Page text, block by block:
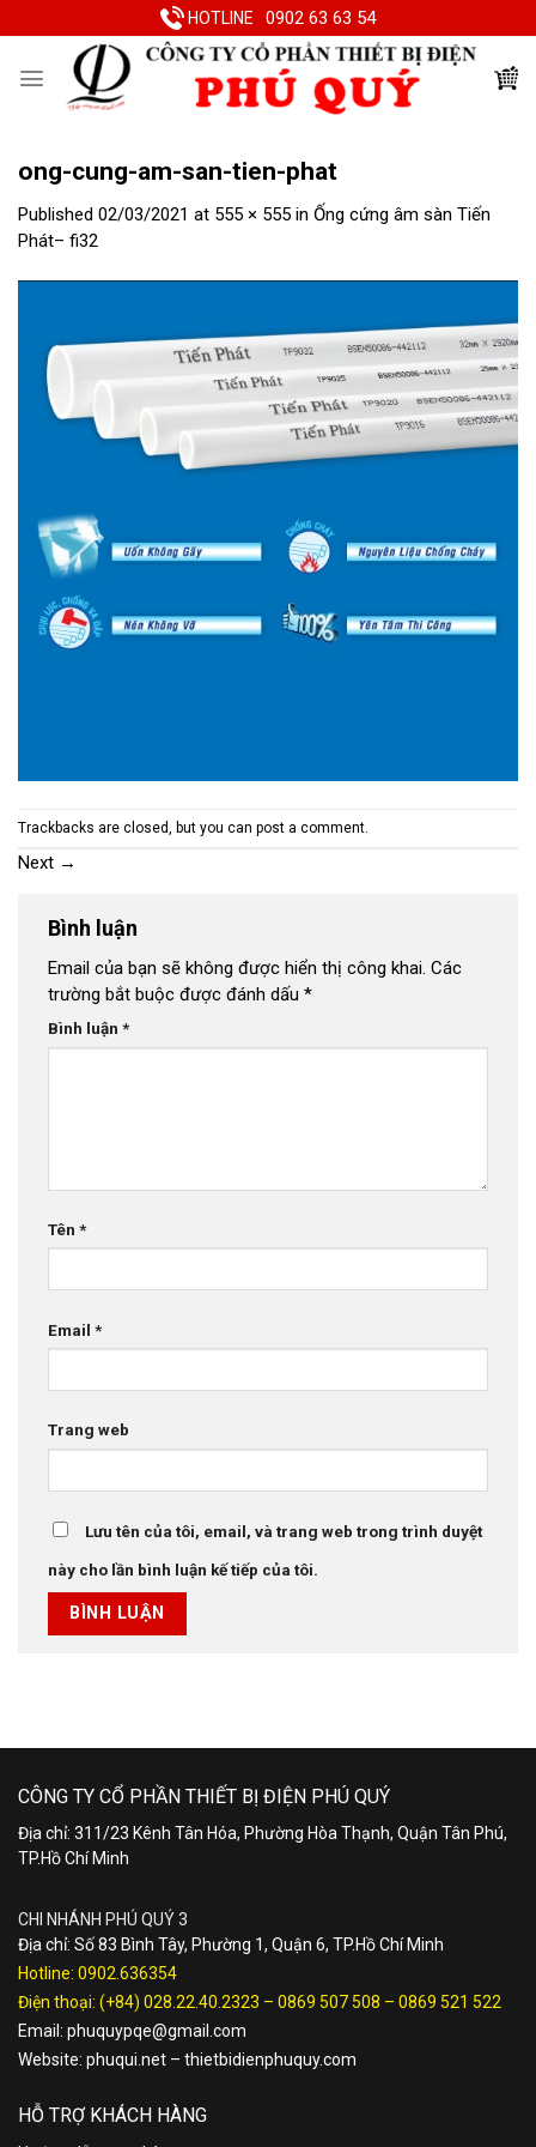
to
HOTLINE 0902 63 63 54
ong-cung-am-san-tien-phat
Published 02/03/2021 at 555 × 555 in Ống cứng âm sàn Tiến
Phát– fi32
Trackbacks are closed, but you can post a comment
Next →
Bình luận
Email của bạn sẽ không được hiển thị công khai. Các
trường bắt buộc được đánh dấu *
Bình luận *
Tên *
Email *
Trang web
Lưu tên của tôi, email, và trang web trong trình duyệt
này cho lần bình luận kế tiếp của tôi.
CÔNG TY CỔ PHẦN THIẾT BỊ ĐIỆN PHÚ QUÝ
Địa chỉ: 311/23 Kênh Tân Hóa, Phường Hòa Thạnh, Quận Tân Phú,
TP.Hồ Chí Minh
CHI NHÁNH PHÚ QUÝ 3
Địa chỉ: Số 83 Bình Tây, Phường 1, Quận 6, TP.Hồ Chí Minh
Hotline: 0902.636354
Điện thoại: (+84) 028.22.40.2323 – 0869 507 508 – 0869 521 522
Email: phuquypqe@gmail.com
Website: phuqui.net – thietbidienphuquy.com
HỖ TRỢ KHÁCH HÀNG